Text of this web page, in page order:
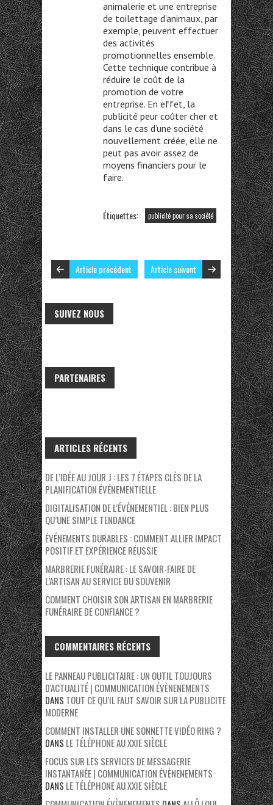
animalerie et une entreprise
de toilettage d’animaux, par
exemple, peuvent effectuer
des activités
promotionnelles ensemble.
Cette technique contribue à
réduire le coût de la
promotion de votre
entreprise. En effet, la
publicité peur coûter cher et
dans le cas d’une société
nouvellement créée, elle ne
peut pas avoir assez de
moyens financiers pour le
faire.
Étiquettes: publicité pour sa société
Article précédent Article suivant
SUIVEZ NOUS
PARTENAIRES
ARTICLES RÉCENTS
DE L’IDÉE AU JOUR J : LES 7 ÉTAPES CLÉS DE LA
PLANIFICATION ÉVÉNEMENTIELLE
DIGITALISATION DE L’ÉVÉNEMENTIEL : BIEN PLUS
QU’UNE SIMPLE TENDANCE
ÉVÉNEMENTS DURABLES : COMMENT ALLIER IMPACT
POSITIF ET EXPÉRIENCE RÉUSSIE
MARBRERIE FUNÉRAIRE : LE SAVOIR-FAIRE DE
L’ARTISAN AU SERVICE DU SOUVENIR
COMMENT CHOISIR SON ARTISAN EN MARBRERIE
FUNÉRAIRE DE CONFIANCE ?
COMMENTAIRES RÉCENTS
LE PANNEAU PUBLICITAIRE : UN OUTIL TOUJOURS
D'ACTUALITÉ | COMMUNICATION ÉVÈNENEMENTS
DANS TOUT CE QU’IL FAUT SAVOIR SUR LA PUBLICITE
MODERNE
COMMENT INSTALLER UNE SONNETTE VIDÉO RING ?
DANS LE TÉLÉPHONE AU XXIE SIÈCLE
FOCUS SUR LES SERVICES DE MESSAGERIE
INSTANTANÉE | COMMUNICATION ÉVÈNENEMENTS
DANS LE TÉLÉPHONE AU XXIE SIÈCLE